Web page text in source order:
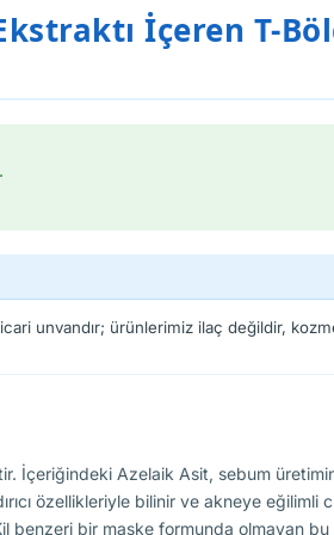
İçeren T-
unvandır; ürünlerimiz ilaç değildir,
İçeriğindeki Azelaik Asit, sebum
özellikleriyle bilinir ve akneye eğilimli
benzeri bir maske formunda olmayan